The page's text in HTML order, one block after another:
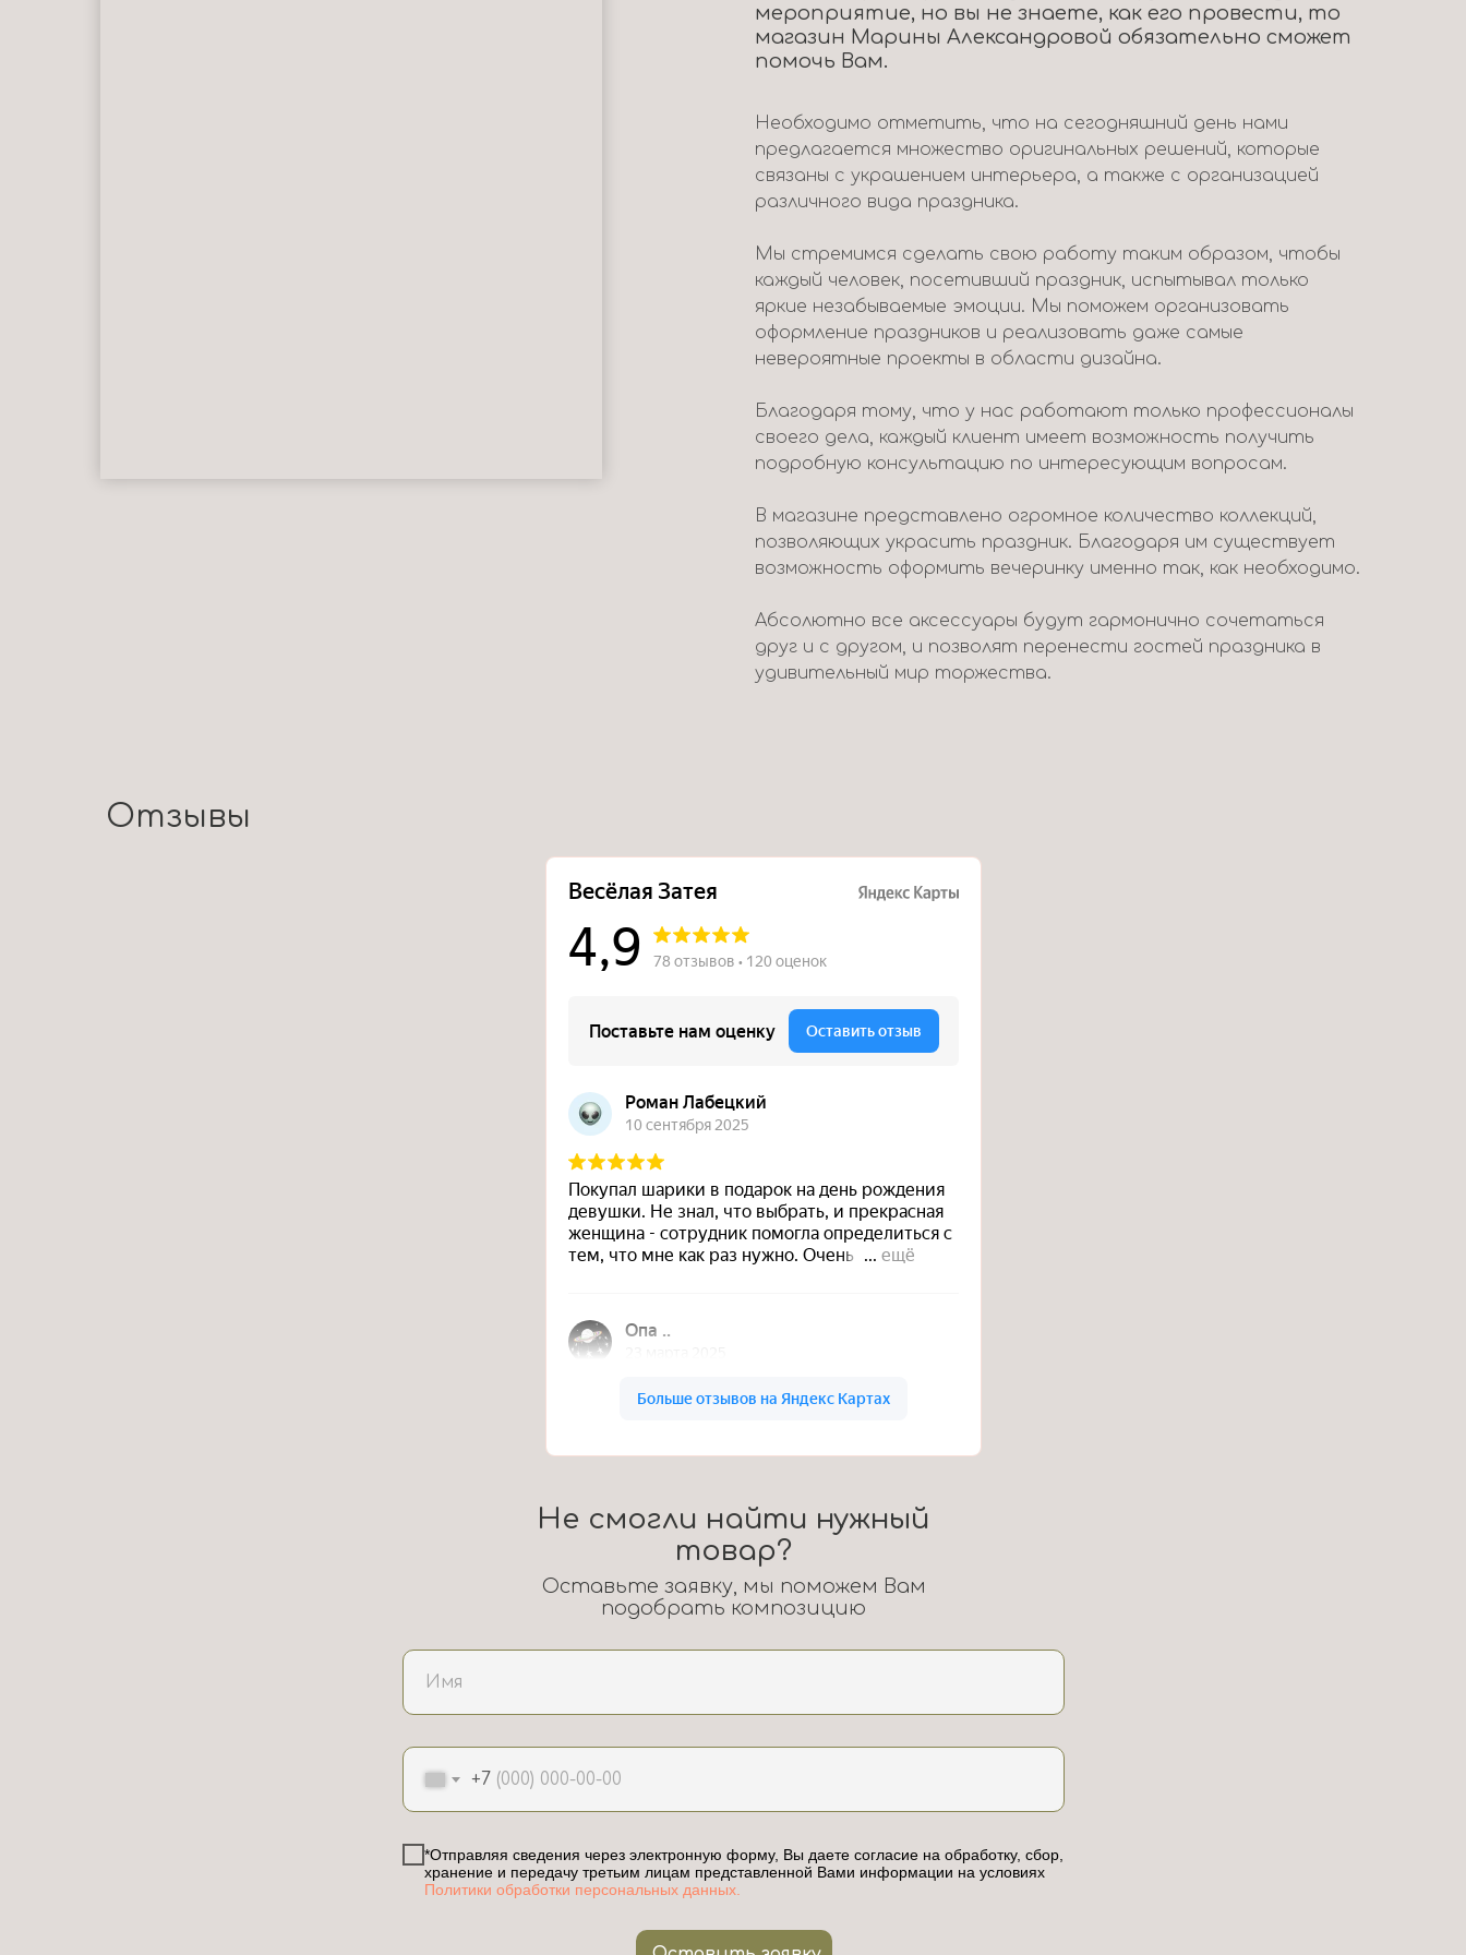
мероприятие, но вы не знаете, как его провести, то
магазин Марины Александровой обязательно сможет
помочь Вам.
Необходимо отметить, что на сегодняшний день нами
предлагается множество оригинальных решений, которые
связаны с украшением интерьера, а также с организацией
различного вида праздника.
Мы стремимся сделать свою работу таким образом, чтобы
каждый человек, посетивший праздник, испытывал только
яркие незабываемые эмоции. Мы поможем организовать
оформление праздников и реализовать даже самые
невероятные проекты в области дизайна.
Благодаря тому, что у нас работают только профессионалы
своего дела, каждый клиент имеет возможность получить
подробную консультацию по интересующим вопросам.
В магазине представлено огромное количество коллекций,
позволяющих украсить праздник. Благодаря им существует
возможность оформить вечеринку именно так, как необходимо.
Абсолютно все аксессуары будут гармонично сочетаться
друг и с другом, и позволят перенести гостей праздника в
удивительный мир торжества.
Отзывы
+7
*Отправляя сведения через электронную форму, Вы даете согласие на обработку, сбор,
хранение и передачу третьим лицам представленной Вами информации на условиях
Политики обработки персональных данных.
Не смогли найти нужный
товар?
Оставьте заявку, мы поможем Вам
подобрать композицию